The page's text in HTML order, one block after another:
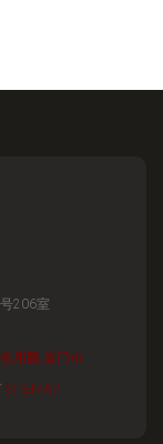
206室
食用菌 厦门市
SITEMAP